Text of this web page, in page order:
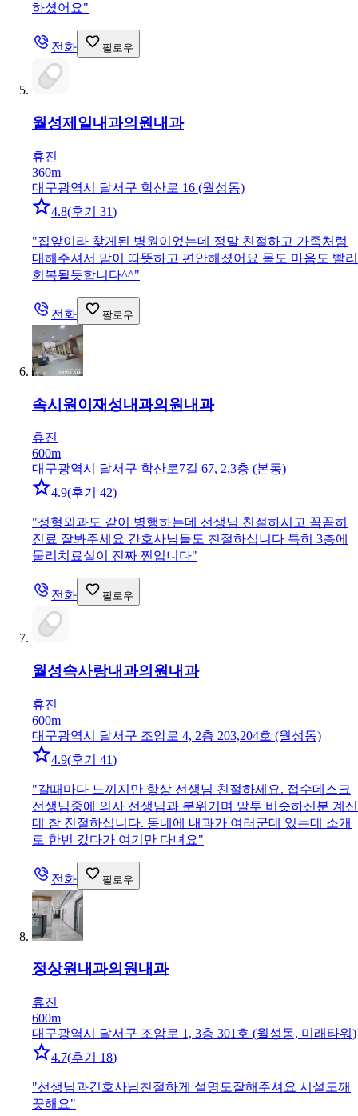
하셨어요"
전화 팔로우
월성제일내과의원 내과
휴진
360m
대구광역시 달서구 학산로 16 (월성동)
4.8(후기 31)
"집앞이라 찾게된 병원이었는데 정말 친절하고 가족처럼
대해주셔서 맘이 따뜻하고 편안해졌어요 몸도 마음도 빨리
회복될듯합니다^^"
전화 팔로우
속시원이재성내과의원 내과
휴진
600m
대구광역시 달서구 학산로7길 67, 2,3층 (본동)
4.9(후기 42)
"정형외과도 같이 병행하는데 선생님 친절하시고 꼼꼼히
진료 잘봐주세요 간호사님들도 친절하십니다 특히 3층에
물리치료실이 진짜 찐입니다"
전화 팔로우
월성속사랑내과의원 내과
휴진
600m
대구광역시 달서구 조암로 4, 2층 203,204호 (월성동)
4.9(후기 41)
"갈때마다 느끼지만 항상 선생님 친절하세요. 접수데스크
선생님중에 의사 선생님과 분위기며 말투 비슷하신분 계신
데 참 진절하십니다. 동네에 내과가 여러군데 있는데 소개
로 한번 갔다가 여기만 다녀요"
전화 팔로우
정상원내과의원내과
휴진
600m
대구광역시 달서구 조암로 1, 3층 301호 (월성동, 미래타워)
4.7(후기 18)
"선생님과긴호사님친절하게 설명도잘해주셔요 시설도깨
끗해요"